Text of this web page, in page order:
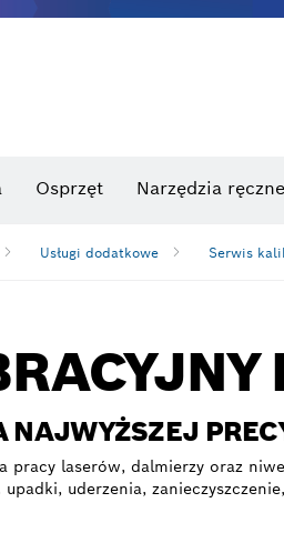
Osprzęt Narzędzia ręczne
Usługi dodatkowe Serwis
pracy laserów, dalmierzy oraz
uderzenia,